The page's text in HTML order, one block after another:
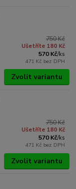
750 Kč
Ušetříte 180 Kč
570 Kč/ks
471 Kč bez DPH
Zvolit variantu
750 Kč
Ušetříte 180 Kč
570 Kč/ks
471 Kč bez DPH
Zvolit variantu